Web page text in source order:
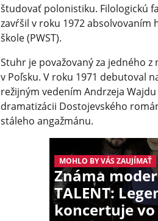
študovať polonistiku. Filologickú
zavŕšil v roku 1972 absolvovaním
škole (PWST).
Stuhr je považovaný za jedného
v Poľsku. V roku 1971 debutoval
režijným vedením Andrzeja
dramatizácii Dostojevského
stáleho angažmánu.
MOHLO BY VÁS ZAUJÍMAŤ
Známa
TALENT:
koncertuje vo